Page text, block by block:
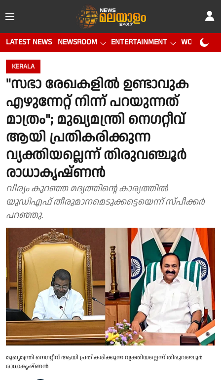
LATEST NEWS NEWSROOM ENTERTAINMENT WORLD CUP
KERALA
"സഭാ രേഖകളിൽ ഉണ്ടാവുക
എഴുന്നേറ്റ് നിന്ന് പറയുന്നത്
മാത്രം"; മുഖ്യമന്ത്രി നെഗറ്റീവ്
ആയി പ്രതികരിക്കുന്ന
വ്യക്തിയല്ലെന്ന് തിരുവഞ്ചൂർ
രാധാകൃഷ്ണൻ
വീര്യം കുറഞ്ഞ മദ്യത്തിൻ്റെ കാര്യത്തിൽ
യുഡിഎഫ് തീരുമാനമെടുക്കട്ടെയെന്ന് സ്പീക്കർ
പറഞ്ഞു.
മുഖ്യമന്ത്രി നെഗറ്റീവ് ആയി പ്രതികരിക്കുന്ന വ്യക്തിയല്ലെന്ന് തിരുവഞ്ചൂർ
രാധാകൃഷ്ണൻ